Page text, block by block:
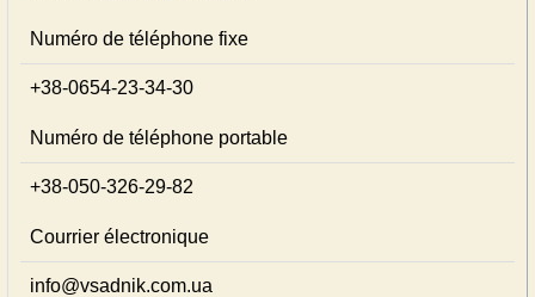
Numéro de téléphone fixe
+38-0654-23-34-30
Numéro de téléphone portable
+38-050-326-29-82
Courrier électronique
info@vsadnik.com.ua